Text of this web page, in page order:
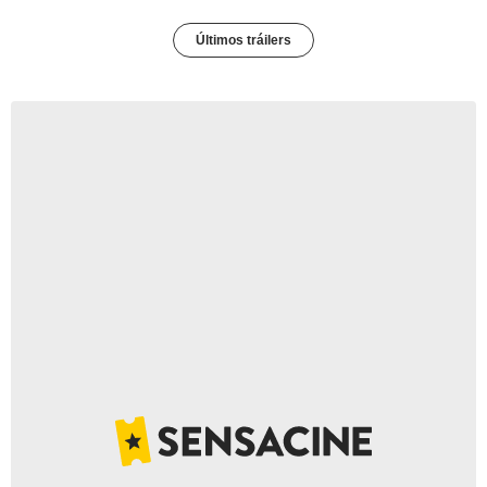
Últimos tráilers